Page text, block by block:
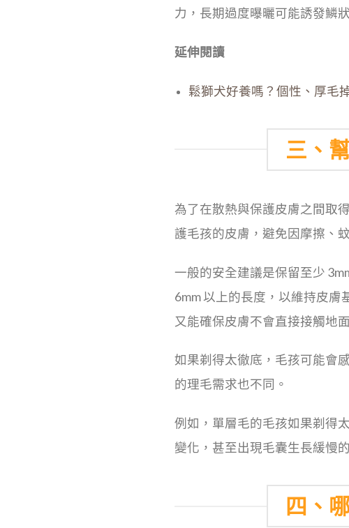
力，長期過度曝曬可能誘發鱗
延伸閱讀
鬆獅犬好養嗎？個性、厚毛
三、
為了在散熱與保護皮膚之間取
護毛孩的皮膚，避免因摩擦、
一般的安全建議是保留至少
6mm 以上的長度，以維持皮膚
又能確保皮膚不會直接接觸地
如果剃得太徹底，毛孩可能會
的理毛需求也不同。
例如，單層毛的毛孩如果剃得
變化，甚至出現毛囊生長緩慢
四、